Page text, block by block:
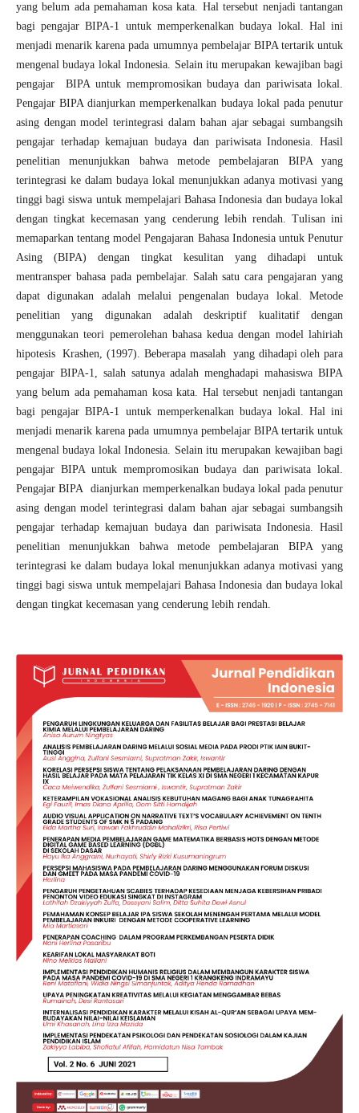
yang belum ada pemahaman kosa kata. Hal tersebut nenjadi tantangan
bagi pengajar BIPA-1 untuk memperkenalkan budaya lokal. Hal ini
menjadi menarik karena pada umumnya pembelajar BIPA tertarik untuk
mengenal budaya lokal Indonesia. Selain itu merupakan kewajiban bagi
pengajar BIPA untuk mempromosikan budaya dan pariwisata lokal.
Pengajar BIPA dianjurkan memperkenalkan budaya lokal pada penutur
asing dengan model terintegrasi dalam bahan ajar sebagai sumbangsih
pengajar terhadap kemajuan budaya dan pariwisata Indonesia. Hasil
penelitian menunjukkan bahwa metode pembelajaran BIPA yang
terintegrasi ke dalam budaya lokal menunjukkan adanya motivasi yang
tinggi bagi siswa untuk mempelajari Bahasa Indonesia dan budaya lokal
dengan tingkat kecemasan yang cenderung lebih rendah. Tulisan ini
memaparkan tentang model Pengajaran Bahasa Indonesia untuk Penutur
Asing (BIPA) dengan tingkat kesulitan yang dihadapi untuk
mentransper bahasa pada pembelajar. Salah satu cara pengajaran yang
dapat digunakan adalah melalui pengenalan budaya lokal. Metode
penelitian yang digunakan adalah deskriptif kualitatif dengan
menggunakan teori pemerolehan bahasa kedua dengan model lahiriah
hipotesis Krashen, (1997). Beberapa masalah yang dihadapi oleh para
pengajar BIPA-1, salah satunya adalah menghadapi mahasiswa BIPA
yang belum ada pemahaman kosa kata. Hal tersebut nenjadi tantangan
bagi pengajar BIPA-1 untuk memperkenalkan budaya lokal. Hal ini
menjadi menarik karena pada umumnya pembelajar BIPA tertarik untuk
mengenal budaya lokal Indonesia. Selain itu merupakan kewajiban bagi
pengajar BIPA untuk mempromosikan budaya dan pariwisata lokal.
Pengajar BIPA dianjurkan memperkenalkan budaya lokal pada penutur
asing dengan model terintegrasi dalam bahan ajar sebagai sumbangsih
pengajar terhadap kemajuan budaya dan pariwisata Indonesia. Hasil
penelitian menunjukkan bahwa metode pembelajaran BIPA yang
terintegrasi ke dalam budaya lokal menunjukkan adanya motivasi yang
tinggi bagi siswa untuk mempelajari Bahasa Indonesia dan budaya lokal
dengan tingkat kecemasan yang cenderung lebih rendah.